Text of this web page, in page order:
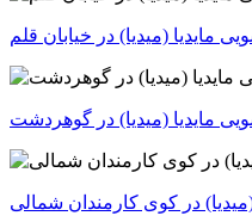
مایدیا (میدیا) در خیابان قلم
مایدیا (میدیا) در گوهردشت
در کوی کارمندان شمالی